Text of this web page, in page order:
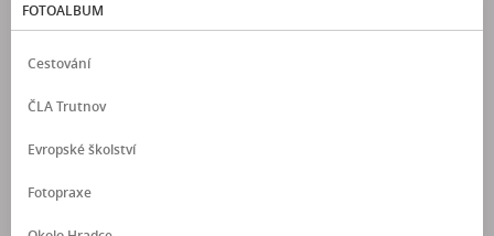
FOTOALBUM
Cestování
ČLA Trutnov
Evropské školství
Fotopraxe